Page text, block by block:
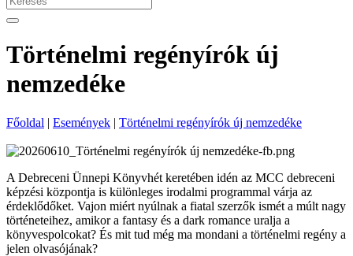
Történelmi regényírók új
nemzedéke
Főoldal | Események | Történelmi regényírók új nemzedéke
A Debreceni Ünnepi Könyvhét keretében idén az MCC debreceni
képzési központja is különleges irodalmi programmal várja az
érdeklődőket. Vajon miért nyúlnak a fiatal szerzők ismét a múlt nagy
történeteihez, amikor a fantasy és a dark romance uralja a
könyvespolcokat? És mit tud még ma mondani a történelmi regény a
jelen olvasójának?